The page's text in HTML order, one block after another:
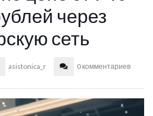
через
сеть
asistonica_r 0 комментариев